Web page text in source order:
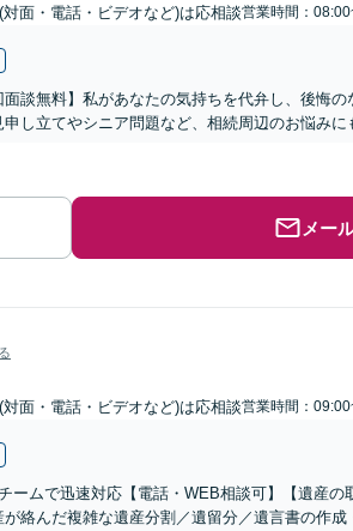
面・電話・ビデオなど)は応相談営業時間：
面談無料】私があなたの気持ちを代弁し、後悔
し立てやシニア問題など、相続周辺のお悩みに
メー
面・電話・ビデオなど)は応相談営業時間：
ームで迅速対応【電話・WEB相談可】【遺産
絡んだ複雑な遺産分割／遺留分／遺言書の作